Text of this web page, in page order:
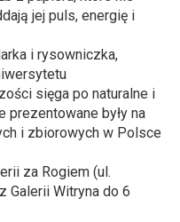
jej puls, energię i
i rysowniczka,
sięga po naturalne i
prezentowane były na
i zbiorowych w Polsce
za Rogiem (ul.
Galerii Witryna do 6